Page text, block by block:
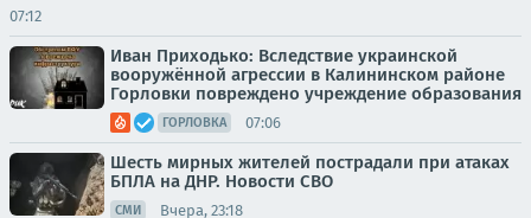
07:12
Иван Приходько: Вследствие украинской
вооружённой агрессии в Калининском районе
Горловки повреждено учреждение образования
ГОРЛОВКА 07:06
Шесть мирных жителей пострадали при атаках
БПЛА на ДНР. Новости СВО
СМИ Вчера, 23:18